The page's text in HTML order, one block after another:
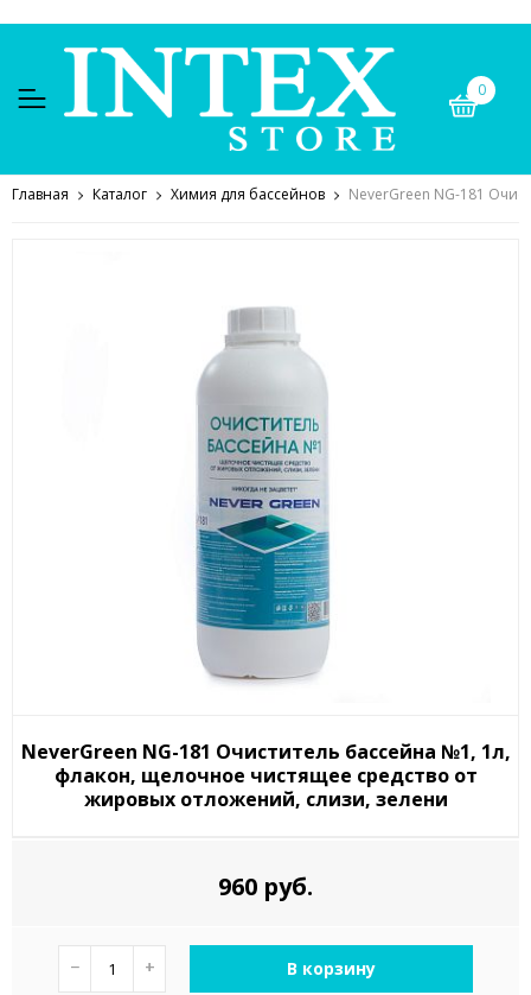
0
Главная Каталог Химия для бассейнов NeverGreen NG-181
NeverGreen NG-181 Очиститель бассейна №1, 1л,
флакон, щелочное чистящее средство от
жировых отложений, слизи, зелени
960 руб.
− + В корзину